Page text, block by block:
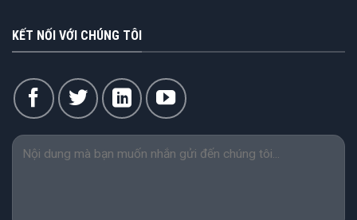
KẾT NỐI VỚI CHÚNG TÔI